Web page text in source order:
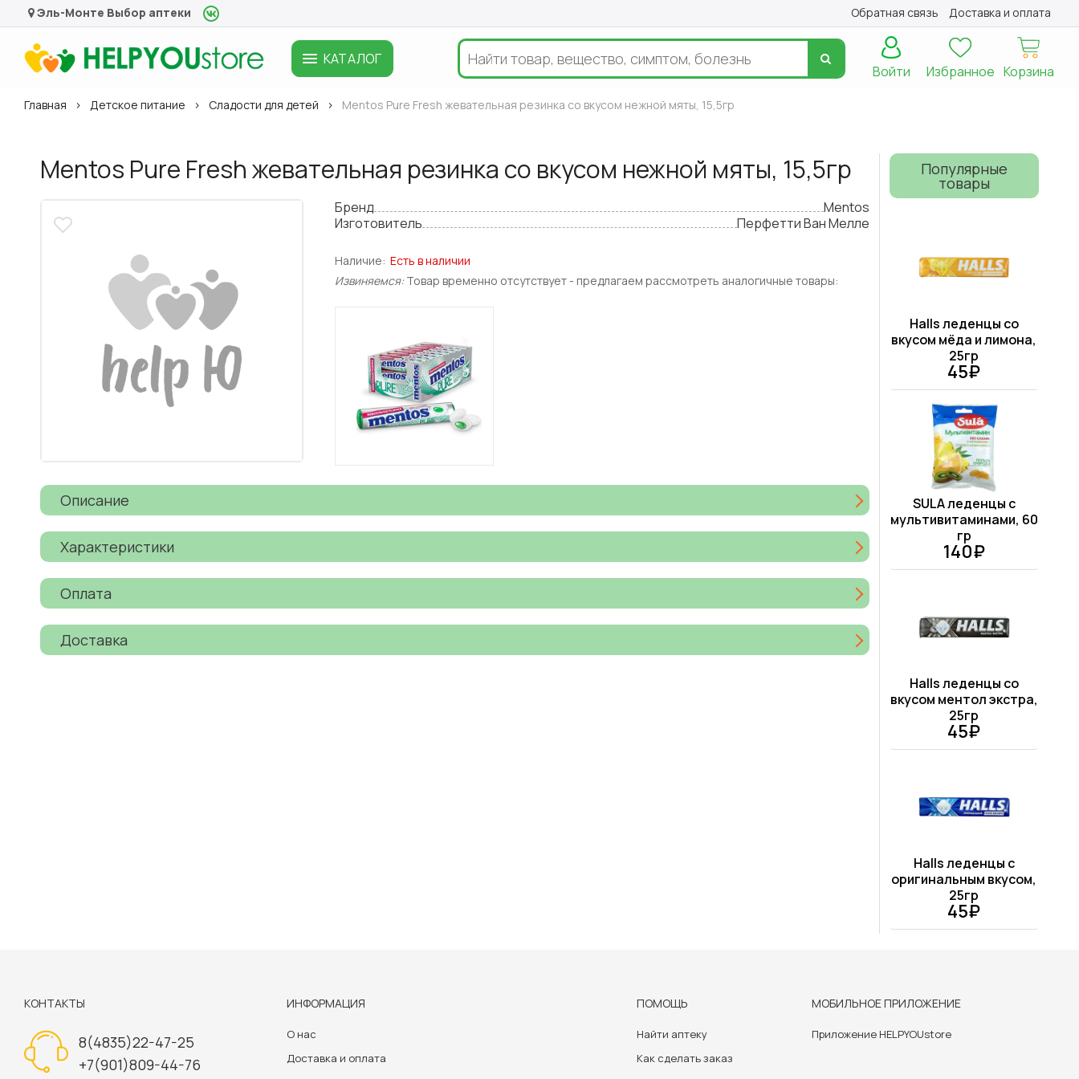
Эль-Монте Выбор аптеки Обратная связь Доставка и оплата
КАТАЛОГ
Корзина
Избранное
Войти
Главная Детское питание Сладости для детей Mentos Pure Fresh жевательная резинка со вкусом нежной мяты, 15,5гр
Mentos Pure Fresh жевательная резинка со вкусом нежной мяты, 15,5гр
Бренд
Mentos
Изготовитель
Перфетти Ван Мелле
Наличие: Есть в наличии
Извиняемся: Товар временно отсутствует - предлагаем рассмотреть аналогичные товары:
Описание
Характеристики
Оплата
Доставка
Популярные
товары
Halls леденцы со
вкусом мёда и лимона,
25гр
45₽
SULA леденцы с
мультивитаминами, 60
гр
140₽
Halls леденцы со
вкусом ментол экстра,
25гр
45₽
Halls леденцы с
оригинальным вкусом,
25гр
45₽
КОНТАКТЫ
8(4835)22-47-25
+7(901)809-44-76
ИНФОРМАЦИЯ
О нас
Доставка и оплата
ПОМОЩЬ
Найти аптеку
Как сделать заказ
МОБИЛЬНОЕ ПРИЛОЖЕНИЕ
Приложение HELPYOUstore